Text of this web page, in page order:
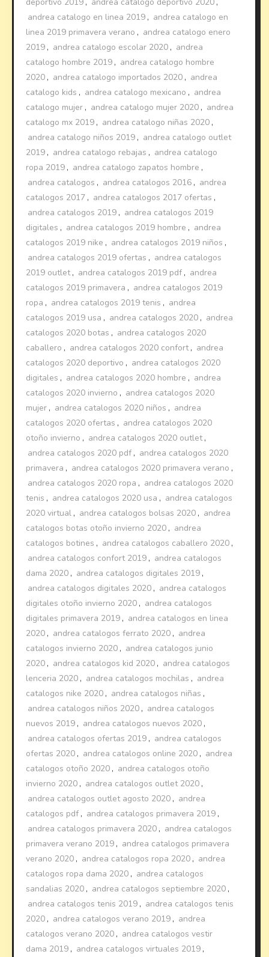
andrea catalogo en linea 2019 , andrea catalogo en
linea 2019 primavera verano , andrea catalogo enero
2019 , andrea catalogo escolar 2020 , andrea
catalogo hombre 2019 , andrea catalogo hombre
2020 , andrea catalogo importados 2020 , andrea
catalogo kids , andrea catalogo mexicano , andrea
catalogo mujer , andrea catalogo mujer 2020 , andrea
catalogo mx 2019 , andrea catalogo niñas 2020 ,
andrea catalogo niños 2019 , andrea catalogo outlet
2019 , andrea catalogo rebajas , andrea catalogo
ropa 2019 , andrea catalogo zapatos hombre ,
andrea catalogos , andrea catalogos 2016 , andrea
catalogos 2017 , andrea catalogos 2017 ofertas ,
andrea catalogos 2019 , andrea catalogos 2019
digitales , andrea catalogos 2019 hombre , andrea
catalogos 2019 nike , andrea catalogos 2019 niños ,
andrea catalogos 2019 ofertas , andrea catalogos
2019 outlet, andrea catalogos 2019 pdf , andrea
catalogos 2019 primavera , andrea catalogos 2019
ropa , andrea catalogos 2019 tenis , andrea
catalogos 2019 usa , andrea catalogos 2020 , andrea
catalogos 2020 botas , andrea catalogos 2020
caballero , andrea catalogos 2020 confort, andrea
catalogos 2020 deportivo , andrea catalogos 2020
digitales , andrea catalogos 2020 hombre , andrea
catalogos 2020 invierno , andrea catalogos 2020
mujer , andrea catalogos 2020 niños , andrea
catalogos 2020 ofertas , andrea catalogos 2020
otoño invierno , andrea catalogos 2020 outlet,
andrea catalogos 2020 pdf , andrea catalogos 2020
primavera , andrea catalogos 2020 primavera verano ,
andrea catalogos 2020 ropa , andrea catalogos 2020
tenis , andrea catalogos 2020 usa , andrea catalogos
2020 virtual , andrea catalogos bolsas 2020 , andrea
catalogos botas otoño invierno 2020 , andrea
catalogos botines , andrea catalogos caballero 2020 ,
andrea catalogos confort 2019 , andrea catalogos
dama 2020 , andrea catalogos digitales 2019 ,
andrea catalogos digitales 2020 , andrea catalogos
digitales otoño invierno 2020 , andrea catalogos
digitales primavera 2019 , andrea catalogos en linea
2020 , andrea catalogos ferrato 2020 , andrea
catalogos invierno 2020 , andrea catalogos junio
2020 , andrea catalogos kid 2020 , andrea catalogos
lenceria 2020 , andrea catalogos mochilas , andrea
catalogos nike 2020 , andrea catalogos niñas ,
andrea catalogos niños 2020 , andrea catalogos
nuevos 2019 , andrea catalogos nuevos 2020 ,
andrea catalogos ofertas 2019 , andrea catalogos
ofertas 2020 , andrea catalogos online 2020 , andrea
catalogos otoño 2020 , andrea catalogos otoño
invierno 2020 , andrea catalogos outlet 2020 ,
andrea catalogos outlet agosto 2020 , andrea
catalogos pdf , andrea catalogos primavera 2019 ,
andrea catalogos primavera 2020 , andrea catalogos
primavera verano 2019 , andrea catalogos primavera
verano 2020 , andrea catalogos ropa 2020 , andrea
catalogos ropa dama 2020 , andrea catalogos
sandalias 2020 , andrea catalogos septiembre 2020 ,
andrea catalogos tenis 2019 , andrea catalogos tenis
2020 , andrea catalogos verano 2019 , andrea
catalogos verano 2020 , andrea catalogos vestir
dama 2019 , andrea catalogos virtuales 2019 ,